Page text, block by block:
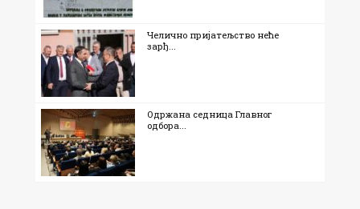
Челично пријатељство неће
зарђ...
Одржана седница Главног
одбора...